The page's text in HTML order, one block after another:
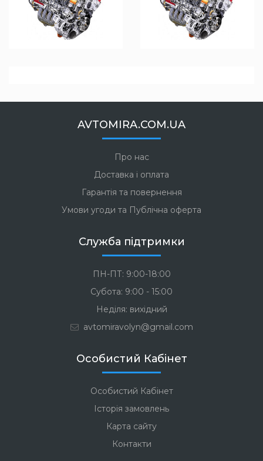
AVTOMIRA.COM.UA
Про нас
Доставка і оплата
Гарантія та повернення
Умови угоди та Публічна оферта
Служба підтримки
ПН-ПТ: 9:00-18:00
Субота: 9:00 - 15:00
Неділя: вихідний
avtomiravolyn@gmail.com
Особистий Кабінет
Особистий Кабінет
Історія замовлень
Карта сайту
Контакти